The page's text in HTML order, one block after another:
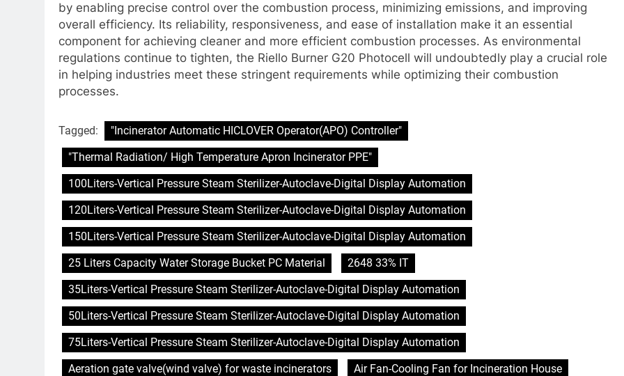
by enabling precise control over the combustion process, minimizing emissions, and improving
overall efficiency. Its reliability, responsiveness, and ease of installation make it an essential
component for achieving cleaner and more efficient combustion processes. As environmental
regulations continue to tighten, the Riello Burner G20 Photocell will undoubtedly play a crucial role
in helping industries meet these stringent requirements while optimizing their combustion
processes.
Tagged:
"Incinerator Automatic HICLOVER Operator(APO) Controller"
"Thermal Radiation/ High Temperature Apron Incinerator PPE"
100Liters-Vertical Pressure Steam Sterilizer-Autoclave-Digital Display Automation
120Liters-Vertical Pressure Steam Sterilizer-Autoclave-Digital Display Automation
150Liters-Vertical Pressure Steam Sterilizer-Autoclave-Digital Display Automation
25 Liters Capacity Water Storage Bucket PC Material
2648 33% IT
35Liters-Vertical Pressure Steam Sterilizer-Autoclave-Digital Display Automation
50Liters-Vertical Pressure Steam Sterilizer-Autoclave-Digital Display Automation
75Liters-Vertical Pressure Steam Sterilizer-Autoclave-Digital Display Automation
Aeration gate valve(wind valve) for waste incinerators
Air Fan-Cooling Fan for Incineration House